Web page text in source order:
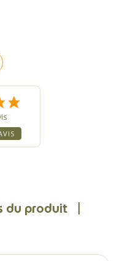
du produit